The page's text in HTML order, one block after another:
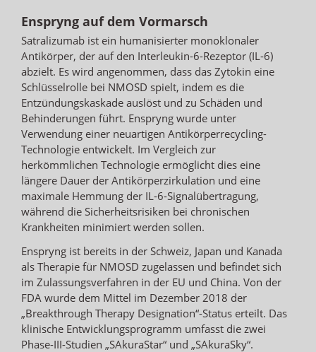
Enspryng auf dem Vormarsch
Satralizumab ist ein humanisierter monoklonaler
Antikörper, der auf den Interleukin-6-Rezeptor (IL-6)
abzielt. Es wird angenommen, dass das Zytokin eine
Schlüsselrolle bei NMOSD spielt, indem es die
Entzündungskaskade auslöst und zu Schäden und
Behinderungen führt. Enspryng wurde unter
Verwendung einer neuartigen Antikörperrecycling-
Technologie entwickelt. Im Vergleich zur
herkömmlichen Technologie ermöglicht dies eine
längere Dauer der Antikörperzirkulation und eine
maximale Hemmung der IL-6-Signalübertragung,
während die Sicherheitsrisiken bei chronischen
Krankheiten minimiert werden sollen.
Enspryng ist bereits in der Schweiz, Japan und Kanada
als Therapie für NMOSD zugelassen und befindet sich
im Zulassungsverfahren in der EU und China. Von der
FDA wurde dem Mittel im Dezember 2018 der
„Breakthrough Therapy Designation“-Status erteilt. Das
klinische Entwicklungsprogramm umfasst die zwei
Phase-III-Studien „SAkuraStar“ und „SAkuraSky“.